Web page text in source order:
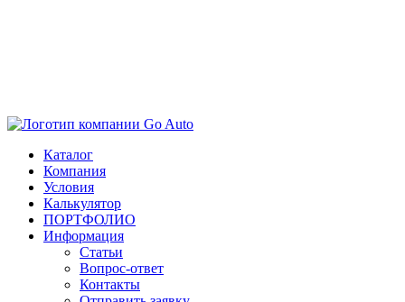
Каталог
Компания
Условия
Калькулятор
ПОРТФОЛИО
Информация
Статьи
Вопрос-ответ
Контакты